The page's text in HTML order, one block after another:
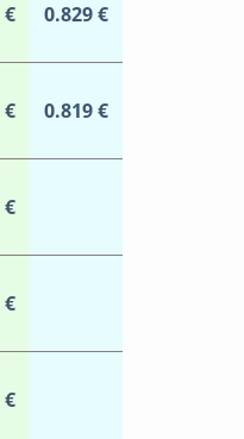
€ 0.829 €
€ 0.819 €
€
€
€